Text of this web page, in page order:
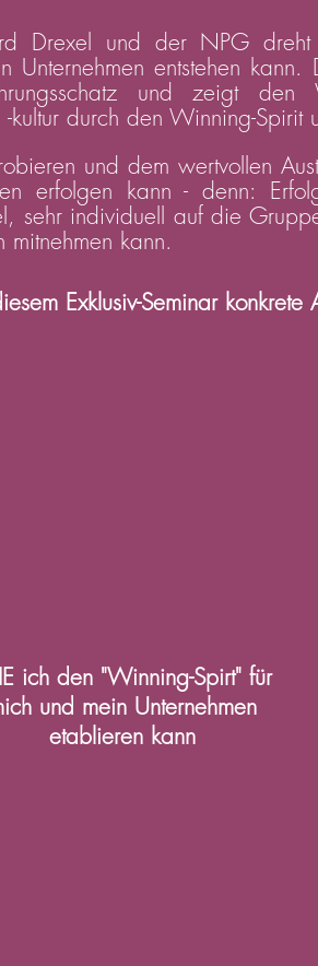
Drexel und der NPG
entstehen
und zeigt
kultur durch den Winning-Spirit
und dem wertvollen
erfolgen kann - denn:
sehr individuell auf die
kann.
Exklusiv-Seminar konkrete
ich den "Winning-Spirt" für
und mein Unternehmen
etablieren kann